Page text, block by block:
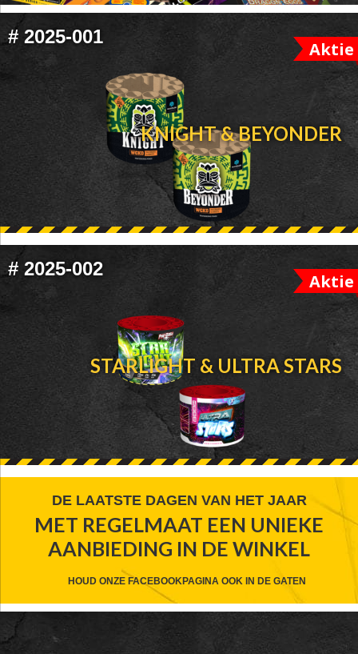
FOOTER
WIDGET
HEADER
# 2025-001
Aktie
KNIGHT & BEYONDER
# 2025-002
Aktie
STARLIGHT & ULTRA STARS
FOOTER
WIDGET
HEADER
DE LAATSTE DAGEN VAN HET JAAR
MET REGELMAAT EEN UNIEKE
AANBIEDING IN DE WINKEL
HOUD ONZE FACEBOOKPAGINA OOK IN DE GATEN